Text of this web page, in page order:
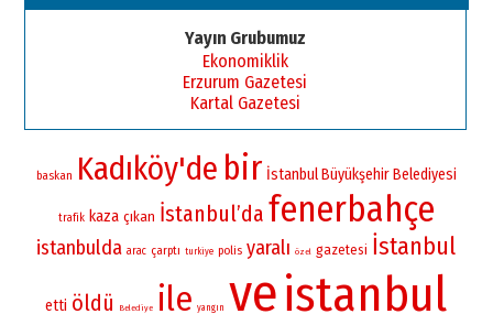
Yayın Grubumuz
Ekonomiklik
Erzurum Gazetesi
Kartal Gazetesi
baskan Kadıköy'de bir İstanbul Büyükşehir Belediyesi
trafik kaza çıkan İstanbul’da fenerbahçe
istanbulda arac çarptı turkiye polis yaralı özel gazetesi İstanbul
etti öldü Belediye ile yangın veistanbul